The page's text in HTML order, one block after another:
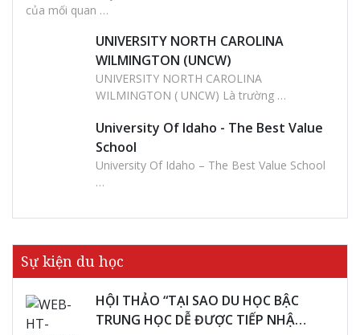
của mối quan …
UNIVERSITY NORTH CAROLINA
WILMINGTON (UNCW)
UNIVERSITY NORTH CAROLINA
WILMINGTON ( UNCW) Là trường …
University Of Idaho - The Best Value
School
University Of Idaho – The Best Value School
…
Sự kiện du học
HỘI THẢO “TẠI SAO DU HỌC BẬC
TRUNG HỌC DỄ ĐƯỢC TIẾP NHẬ…